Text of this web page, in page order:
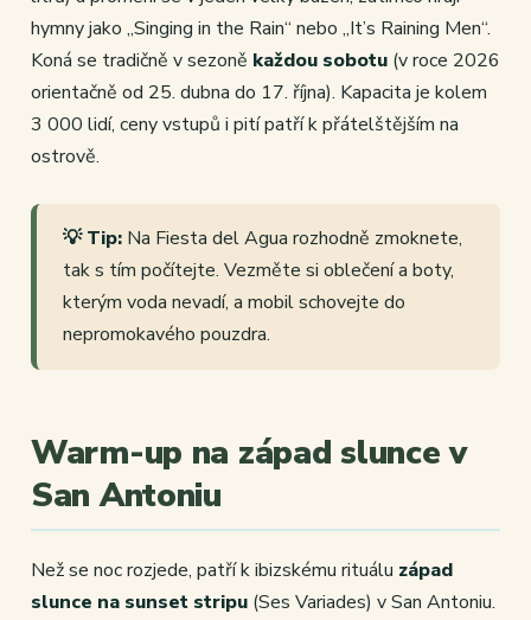
hymny jako „Singing in the Rain“ nebo „It’s Raining Men“.
Koná se tradičně v sezoně každou sobotu (v roce 2026
orientačně od 25. dubna do 17. října). Kapacita je kolem
3 000 lidí, ceny vstupů i pití patří k přátelštějším na
ostrově.
💡 Tip: Na Fiesta del Agua rozhodně zmoknete,
tak s tím počítejte. Vezměte si oblečení a boty,
kterým voda nevadí, a mobil schovejte do
nepromokavého pouzdra.
Warm-up na západ slunce v
San Antoniu
Než se noc rozjede, patří k ibizskému rituálu západ
slunce na sunset stripu (Ses Variades) v San Antoniu.